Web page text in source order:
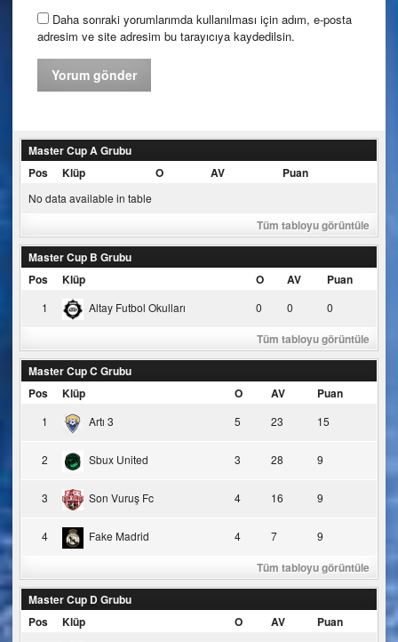
Daha sonraki yorumlarımda kullanılması için adım, e-posta
adresim ve site adresim bu tarayıcıya kaydedilsin.
Master Cup A Grubu
Pos
Klüp O AV Puan
No data available in table
Tüm tabloyu görüntüle
Master Cup B Grubu
Pos
Klüp O AV Puan
1 Altay Futbol Okulları 0 0 0
Tüm tabloyu görüntüle
Master Cup C Grubu
Pos
Klüp O AV Puan
1 Artı 3 5 23 15
2 Sbux United 3 28 9
3 Son Vuruş Fc 4 16 9
4 Fake Madrid 4 7 9
Tüm tabloyu görüntüle
Master Cup D Grubu
Pos
Klüp O AV Puan